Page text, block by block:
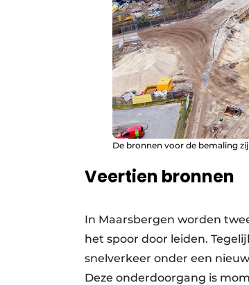
De bronnen voor de bemaling
Veertien bronnen
In Maarsbergen worden
het spoor door leiden.
snelverkeer onder een
Deze onderdoorgang is